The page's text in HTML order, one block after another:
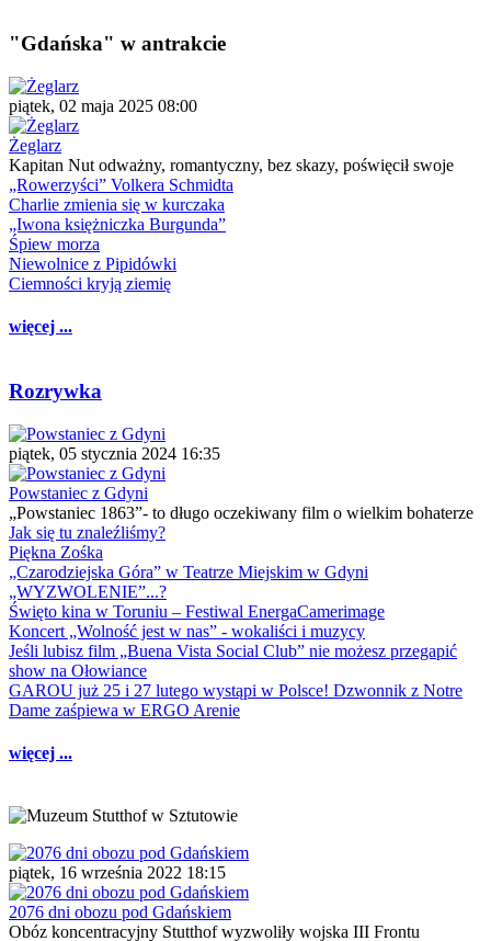
"Gdańska" w antrakcie
piątek, 02 maja 2025 08:00
Żeglarz
Kapitan Nut odważny, romantyczny, bez skazy, poświęcił swoje
„Rowerzyści” Volkera Schmidta
Charlie zmienia się w kurczaka
„Iwona księżniczka Burgunda”
Śpiew morza
Niewolnice z Pipidówki
Ciemności kryją ziemię
więcej ...
Rozrywka
piątek, 05 stycznia 2024 16:35
Powstaniec z Gdyni
„Powstaniec 1863”- to długo oczekiwany film o wielkim bohaterze
Jak się tu znaleźliśmy?
Piękna Zośka
„Czarodziejska Góra” w Teatrze Miejskim w Gdyni
„WYZWOLENIE”...?
Święto kina w Toruniu – Festiwal EnergaCamerimage
Koncert „Wolność jest w nas” - wokaliści i muzycy
Jeśli lubisz film „Buena Vista Social Club” nie możesz przegapić
show na Ołowiance
GAROU już 25 i 27 lutego wystąpi w Polsce! Dzwonnik z Notre
Dame zaśpiewa w ERGO Arenie
więcej ...
piątek, 16 września 2022 18:15
2076 dni obozu pod Gdańskiem
Obóz koncentracyjny Stutthof wyzwoliły wojska III Frontu